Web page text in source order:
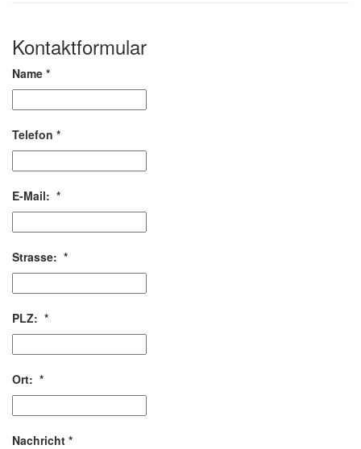
Kontaktformular
Name *
Telefon *
E-Mail: *
Strasse: *
PLZ: *
Ort: *
Nachricht *